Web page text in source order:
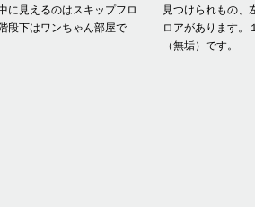
に見えるのはスキップフロ
段下はワンちゃん部屋で
見つけられもの、
ロアがあります。
（無垢）です。